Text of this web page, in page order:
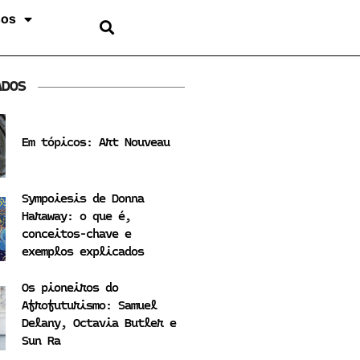
Em tópicos: Art Nouveau
Sympoiesis de Donna
Haraway: o que é,
conceitos-chave e
exemplos explicados
Os pioneiros do
Afrofuturismo: Samuel
Delany, Octavia Butler e
Sun Ra